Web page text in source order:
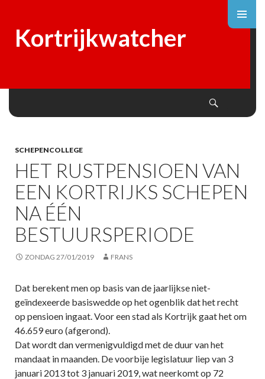
Kortrijkwatcher
SCHEPENCOLLEGE
HET RUSTPENSIOEN VAN
EEN KORTRIJKS SCHEPEN
NA ÉÉN
BESTUURSPERIODE
ZONDAG 27/01/2019 FRANS
Dat berekent men op basis van de jaarlijkse niet-
geïndexeerde basiswedde op het ogenblik dat het recht
op pensioen ingaat. Voor een stad als Kortrijk gaat het om
46.659 euro (afgerond).
Dat wordt dan vermenigvuldigd met de duur van het
mandaat in maanden. De voorbije legislatuur liep van 3
januari 2013 tot 3 januari 2019, wat neerkomt op 72